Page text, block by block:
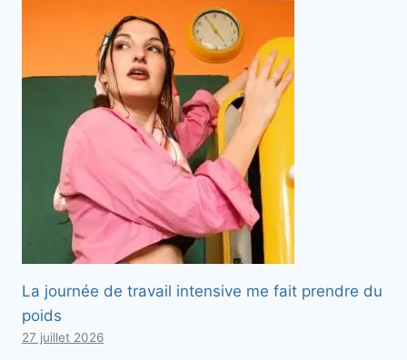
La journée de travail intensive me fait prendre du
poids
27 juillet 2026